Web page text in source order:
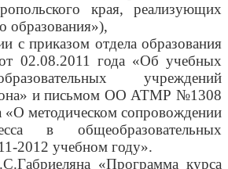
края, реализующих
образования»),
с приказом отдела образования
02.08.2011 года «Об учебных
учреждений
и письмом ОО АТМР №1308
«О методическом сопровождении
в общеобразовательных
2012 учебном году».
«Программа курса